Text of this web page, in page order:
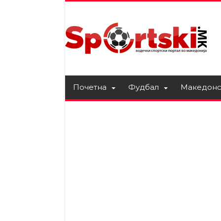
Почетна Фудбал